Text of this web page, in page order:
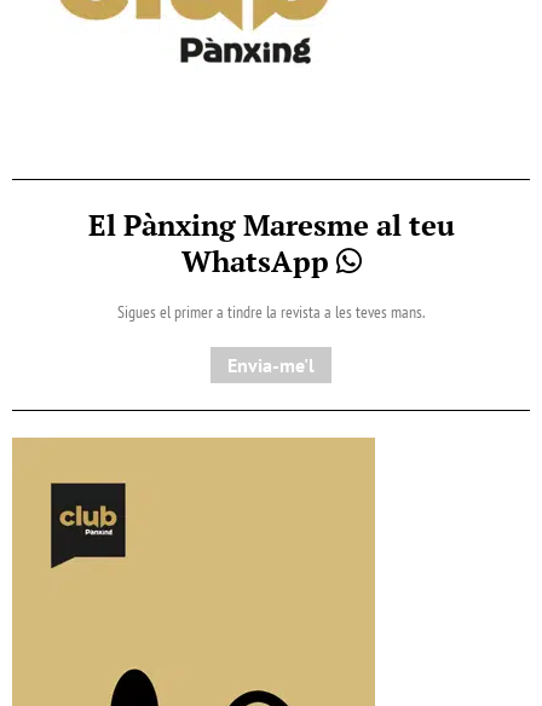
El Pànxing Maresme al teu
WhatsApp
Sigues el primer a tindre la revista a les teves mans.
Envia-me'l